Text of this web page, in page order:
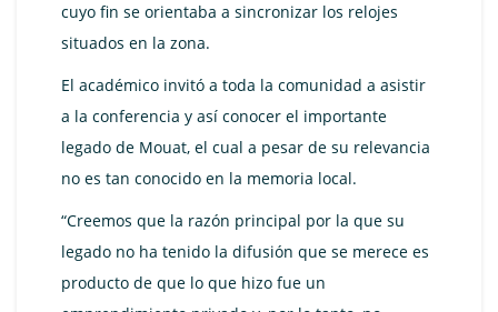
cuyo fin se orientaba a sincronizar los relojes
situados en la zona.
El académico invitó a toda la comunidad a asistir
a la conferencia y así conocer el importante
legado de Mouat, el cual a pesar de su relevancia
no es tan conocido en la memoria local.
“Creemos que la razón principal por la que su
legado no ha tenido la difusión que se merece es
producto de que lo que hizo fue un